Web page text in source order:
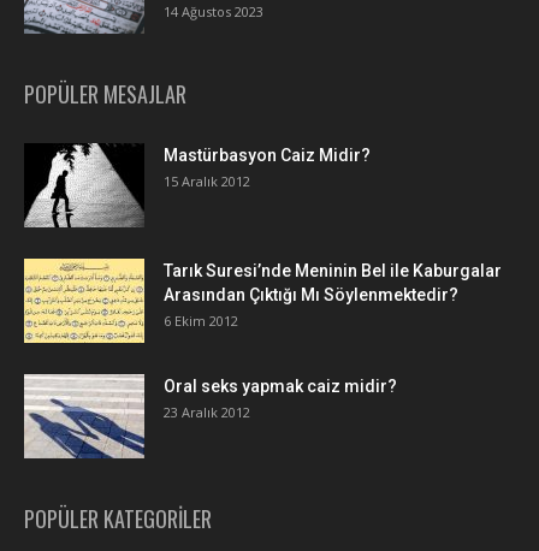
14 Ağustos 2023
POPÜLER MESAJLAR
Mastürbasyon Caiz Midir?
15 Aralık 2012
Tarık Suresi’nde Meninin Bel ile Kaburgalar
Arasından Çıktığı Mı Söylenmektedir?
6 Ekim 2012
Oral seks yapmak caiz midir?
23 Aralık 2012
POPÜLER KATEGORİLER